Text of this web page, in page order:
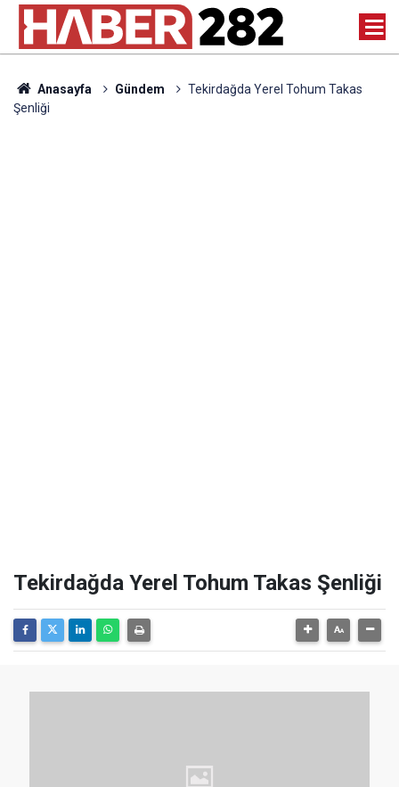
Anasayfa Gündem
Tekirdağda Yerel Tohum Takas
Şenliği
Tekirdağda Yerel Tohum Takas Şenliği